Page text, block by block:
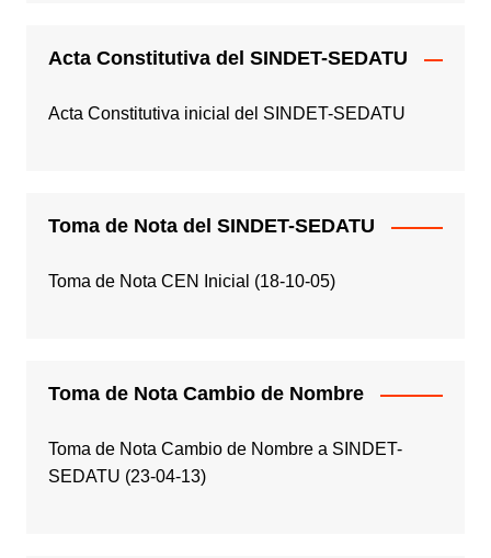
Acta Constitutiva del SINDET-SEDATU
Acta Constitutiva inicial del SINDET-SEDATU
Toma de Nota del SINDET-SEDATU
Toma de Nota CEN Inicial (18-10-05)
Toma de Nota Cambio de Nombre
Toma de Nota Cambio de Nombre a SINDET-
SEDATU (23-04-13)